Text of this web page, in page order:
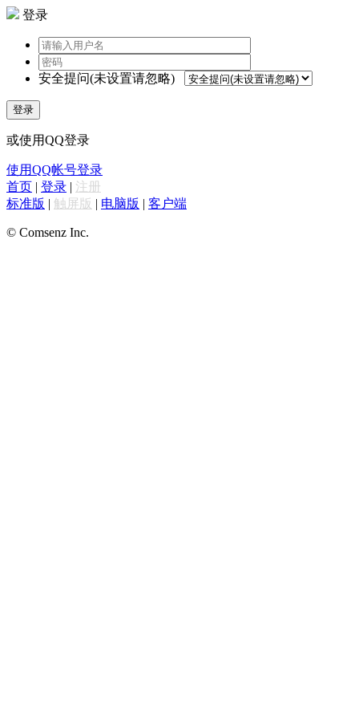
登录
安全提问(未设置请忽略)
登录
或使用QQ登录
使用QQ帐号登录
首页 | 登录 | 注册
标准版 | 触屏版 | 电脑版 | 客户端
© Comsenz Inc.